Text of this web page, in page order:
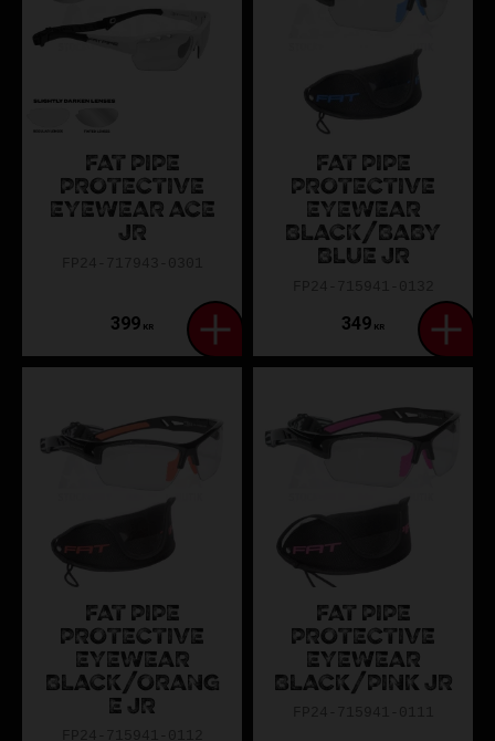
FAT PIPE
PROTECTIVE
EYEWEAR ACE
JR
399 KR
FAT PIPE
PROTECTIVE
EYEWEAR
BLACK/BABY
BLUE JR
349 KR
FAT PIPE
PROTECTIVE
EYEWEAR
BLACK/ORANG
E JR
FAT PIPE
PROTECTIVE
EYEWEAR
BLACK/PINK JR